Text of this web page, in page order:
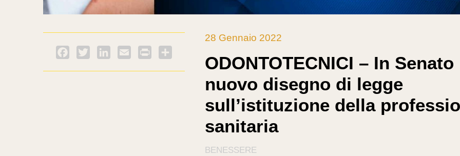
Facebook
Twitter LinkedInEmail PrintFriendly
28 Gennaio 2022
ODONTOTECNICI – In Senato
nuovo disegno di legge
sull’istituzione della
sanitaria
BENESSERE